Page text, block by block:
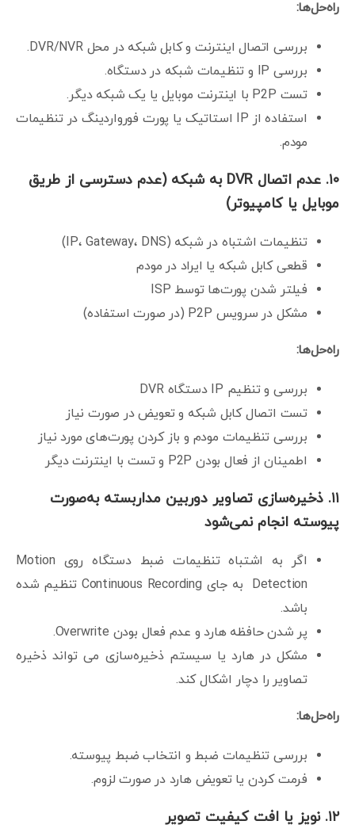
راه‌حل‌ها:
بررسی اتصال اینترنت و کابل شبکه در محل DVR/NVR.
بررسی IP و تنظیمات شبکه در دستگاه.
تست P2P با اینترنت موبایل یا یک شبکه دیگر.
استفاده از IP استاتیک یا پورت فورواردینگ در تنظیمات
مودم.
۱۰. عدم اتصال DVR به شبکه (عدم دسترسی از طریق
موبایل یا کامپیوتر)
تنظیمات اشتباه در شبکه (IP، Gateway، DNS)
قطعی کابل شبکه یا ایراد در مودم
فیلتر شدن پورت‌ها توسط ISP
مشکل در سرویس P2P (در صورت استفاده)
راه‌حل‌ها:
بررسی و تنظیم IP دستگاه DVR
تست اتصال کابل شبکه و تعویض در صورت نیاز
بررسی تنظیمات مودم و باز کردن پورت‌های مورد نیاز
اطمینان از فعال بودن P2P و تست با اینترنت دیگر
۱۱. ذخیره‌سازی تصاویر دوربین مداربسته به‌صورت
پیوسته انجام نمی‌شود
اگر به اشتباه تنظیمات ضبط دستگاه روی Motion
Detection به جای Continuous Recording تنظیم شده
باشد.
پر شدن حافظه هارد و عدم فعال بودن Overwrite.
مشکل در هارد یا سیستم ذخیره‌سازی می تواند ذخیره
تصاویر را دچار اشکال کند.
راه‌حل‌ها:
بررسی تنظیمات ضبط و انتخاب ضبط پیوسته.
فرمت کردن یا تعویض هارد در صورت لزوم.
۱۲. نویز یا افت کیفیت تصویر